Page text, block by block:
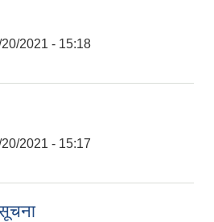
2021 - 15:18
2021 - 15:17